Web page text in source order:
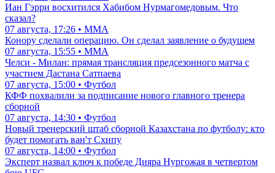
Иан Гэрри восхитился Хабибом Нурмагомедовым. Что
сказал?
07 августа, 17:26 • ММА
Конору сделали операцию. Он сделал заявление о будущем
07 августа, 15:55 • ММА
Челси - Милан: прямая трансляция предсезонного матча с
участием Дастана Сатпаева
07 августа, 15:00 • Футбол
КФФ похвалили за подписание нового главного тренера
сборной
07 августа, 14:30 • Футбол
Новый тренерский штаб сборной Казахстана по футболу: кто
будет помогать ван'т Схипу
07 августа, 14:00 • Футбол
Эксперт назвал ключ к победе Дияра Нургожая в четвертом